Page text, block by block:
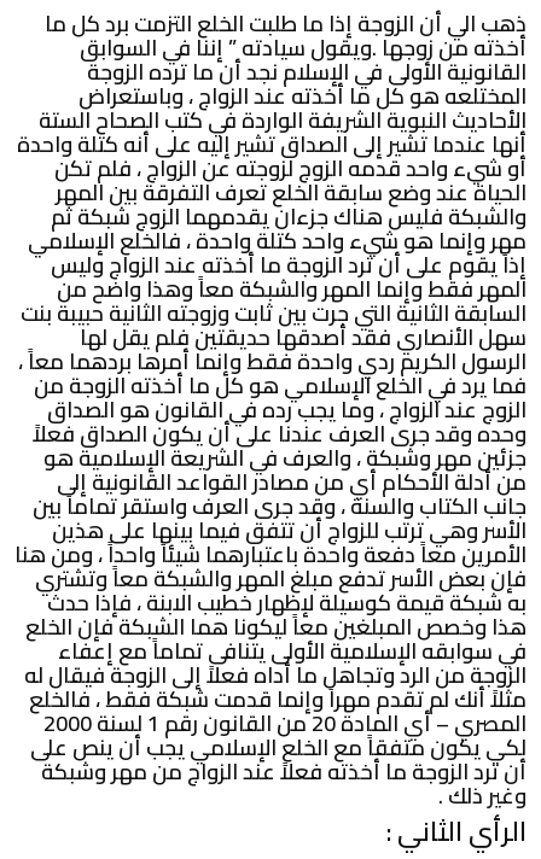
ذهب الي أن الزوجة إذا ما طلبت الخلع التزمت برد كل ما
أخذته من زوجها .ويقول سيادته ” إننا في السوابق
القانونية الأولى في الإسلام نجد أن ما ترده الزوجة
المختلعه هو كل ما أخذته عند الزواج ، وباستعراض
الأحاديث النبوية الشريفة الواردة في كتب الصحاح الستة
أنها عندما تشير إلى الصداق تشير إليه على أنه كتلة واحدة
أو شيء واحد قدمه الزوج لزوجته عن الزواج ، فلم تكن
الحياة عند وضع سابقة الخلع تعرف التفرقة بين المهر
والشبكة فليس هناك جزءان يقدمهما الزوج شبكة ثم
مهر وإنما هو شيء واحد كتلة واحدة ، فالخلع الإسلامي
إذاً يقوم على أن ترد الزوجة ما أخذته عند الزواج وليس
المهر فقط وإنما المهر والشبكة معاً وهذا واضح من
السابقة الثانية التي جرت بين ثابت وزوجته الثانية حبيبة بنت
سهل الأنصاري فقد أصدقها حديقتين فلم يقل لها
الرسول الكريم ردي واحدة فقط وإنما أمرها بردهما معاً ،
فما يرد في الخلع الإسلامي هو كل ما أخذته الزوجة من
الزوج عند الزواج ، وما يجب رده في القانون هو الصداق
وحده وقد جرى العرف عندنا على أن يكون الصداق فعلاً
جزئين مهر وشبكة ، والعرف في الشريعة الإسلامية هو
من أدلة الأحكام أي من مصادر القواعد القانونية إلى
جانب الكتاب والسنة ، وقد جرى العرف واستقر تماماً بين
الأسر وهي ترتب للزواج أن تتفق فيما بينها على هذين
الأمرين معاً دفعة واحدة باعتبارهما شيئاً واحداً ، ومن هنا
فإن بعض الأسر تدفع مبلغ المهر والشبكة معاً وتشتري
به شبكة قيمة كوسيلة لإظهار خطيب الابنة ، فإذا حدث
هذا وخصص المبلغين معاً ليكونا هما الشبكة فإن الخلع
في سوابقه الإسلامية الأولى يتنافى تماماً مع إعفاء
الزوجة من الرد وتجاهل ما أداه فعلاً إلى الزوجة فيقال له
مثلاً أنك لم تقدم مهراً وإنما قدمت شبكة فقط ، فالخلع
المصري – أي المادة 20 من القانون رقم 1 لسنة 2000
لكي يكون متفقاً مع الخلع الإسلامي يجب أن ينص على
أن ترد الزوجة ما أخذته فعلاً عند الزواج من مهر وشبكة
وغير ذلك .
الرأي الثاني :